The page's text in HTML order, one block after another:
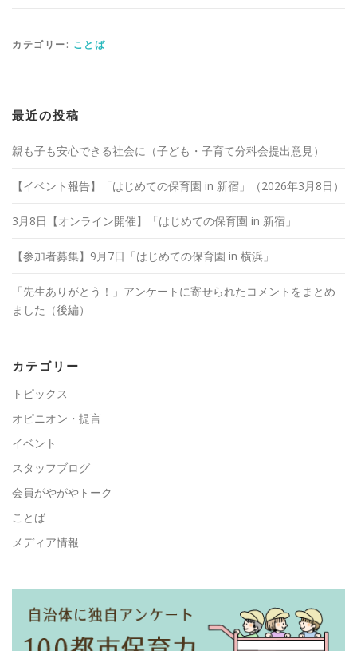
カテゴリー: ことば
最近の投稿
親も子も安心できる社会に（子ども・子育て分科会提出意見）
【イベント報告】「はじめての保育園 in 新宿」（2026年3月8日）
3月8日【オンライン開催】「はじめての保育園 in 新宿」
【参加者募集】9月7日「はじめての保育園 in 横浜」
「先生ありがとう！」アンケートに寄せられたコメントをまとめ
ました（後編）
カテゴリー
トピックス
オピニオン・提言
イベント
スタッフブログ
会員がやがやトーク
ことば
メディア情報